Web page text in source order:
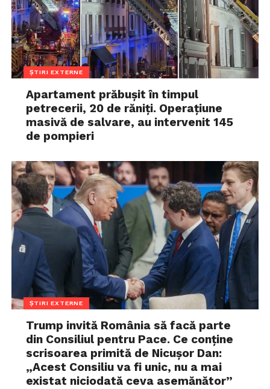
ȘTIRI EXTERNE
Apartament prăbușit în timpul
petrecerii, 20 de răniți. Operațiune
masivă de salvare, au intervenit 145
de pompieri
ȘTIRI EXTERNE
Trump invită România să facă parte
din Consiliul pentru Pace. Ce conține
scrisoarea primită de Nicușor Dan:
„Acest Consiliu va fi unic, nu a mai
existat niciodată ceva asemănător”